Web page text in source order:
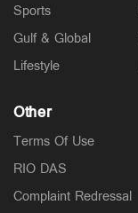
Sports
Gulf & Global
Lifestyle
Other
Terms Of Use
RIO DAS
Complaint Redressal